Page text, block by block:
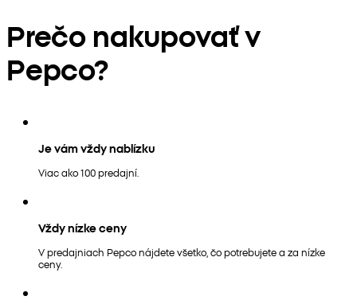
Prečo nakupovať v
Pepco?
Je vám vždy nablízku
Viac ako 100 predajní.
Vždy nízke ceny
V predajniach Pepco nájdete všetko, čo potrebujete a za nízke
ceny.